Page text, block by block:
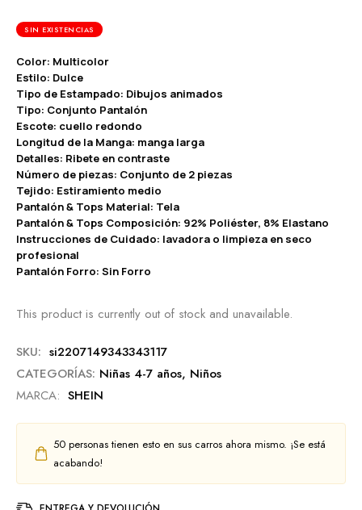
SIN EXISTENCIAS
Color: Multicolor
Estilo: Dulce
Tipo de Estampado: Dibujos animados
Tipo: Conjunto Pantalón
Escote: cuello redondo
Longitud de la Manga: manga larga
Detalles: Ribete en contraste
Número de piezas: Conjunto de 2 piezas
Tejido: Estiramiento medio
Pantalón & Tops Material: Tela
Pantalón & Tops Composición: 92% Poliéster, 8% Elastano
Instrucciones de Cuidado: lavadora o limpieza en seco
profesional
Pantalón Forro: Sin Forro
This product is currently out of stock and unavailable.
SKU: si2207149343343117
CATEGORÍAS: Niñas 4-7 años, Niños
MARCA: SHEIN
50 personas tienen esto en sus carros ahora mismo. ¡Se está
acabando!